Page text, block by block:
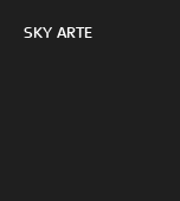
SKY ARTE